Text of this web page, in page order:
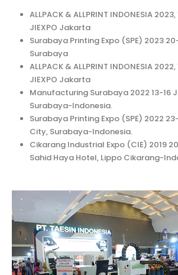
ALLPACK & ALLPRINT INDONESIA
JIEXPO Jakarta
Surabaya Printing Expo (SPE) 2023
Surabaya
ALLPACK & ALLPRINT INDONESIA
JIEXPO Jakarta
Manufacturing Surabaya 2022 13-16
Surabaya-Indonesia.
Surabaya Printing Expo (SPE) 2022
City, Surabaya-Indonesia.
Cikarang Industrial Expo (CIE) 2019
Sahid Haya Hotel, Lippo Cikarang-